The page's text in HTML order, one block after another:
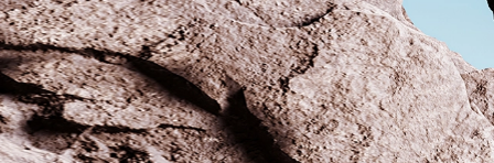
KINGKONG DURA KINGKONG E1